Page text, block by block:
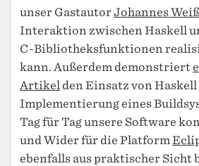
unser GastautorJohannes Weiß
Interaktion zwischen Haskell
C-Bibliotheksfunktionen
kann. Außerdem demonstriert
Artikel den Einsatz von
Implementierung eines
Tag für Tag unsere Software
und Wider für die Platform
ebenfalls aus praktischer Sicht